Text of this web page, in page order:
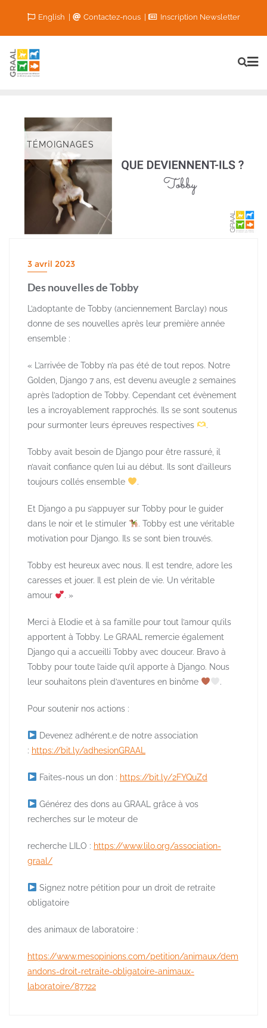
content
English Contactez-nous Inscription Newsletter
TÉMOIGNAGES
3 avril 2023
Des nouvelles de Tobby
L’adoptante de Tobby (anciennement Barclay) nous
donne de ses nouvelles après leur première année
ensemble :
« L’arrivée de Tobby n’a pas été de tout repos. Notre
Golden, Django 7 ans, est devenu aveugle 2 semaines
après l’adoption de Tobby. Cependant cet évènement
les a incroyablement rapprochés. Ils se sont soutenus
pour surmonter leurs épreuves respectives
.
Tobby avait besoin de Django pour être rassuré, il
n’avait confiance qu’en lui au début. Ils sont d’ailleurs
toujours collés ensemble
.
Et Django a pu s’appuyer sur Tobby pour le guider
dans le noir et le stimuler
. Tobby est une véritable
motivation pour Django. Ils se sont bien trouvés.
Tobby est heureux avec nous. Il est tendre, adore les
caresses et jouer. Il est plein de vie. Un véritable
amour
. »
Merci à Elodie et à sa famille pour tout l’amour qu’ils
apportent à Tobby. Le GRAAL remercie également
Django qui a accueilli Tobby avec douceur. Bravo à
Tobby pour toute l’aide qu’il apporte à Django. Nous
leur souhaitons plein d’aventures en binôme
.
Pour soutenir nos actions :
Devenez adhérent.e de notre association
: https://bit.ly/adhesionGRAAL
Faites-nous un don : https://bit.ly/2FYQuZd
Générez des dons au GRAAL grâce à vos
recherches sur le moteur de
recherche LILO : https://www.lilo.org/association-
graal/
Signez notre pétition pour un droit de retraite
obligatoire
des animaux de laboratoire :
https://www.mesopinions.com/petition/animaux/dem
andons-droit-retraite-obligatoire-animaux-
laboratoire/87722